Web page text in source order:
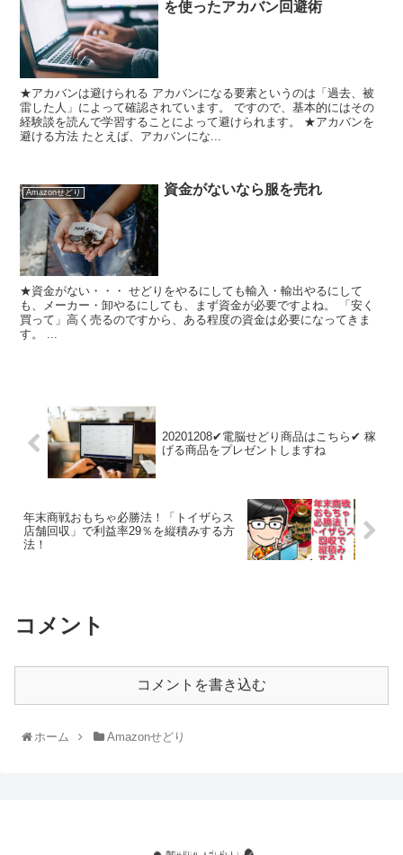
を使ったアカバン回避術
★アカバンは避けられる アカバンになる要素というのは「過去、被
雷した人」によって確認されています。 ですので、基本的にはその
経験談を読んで学習することによって避けられます。 ★アカバンを
避ける方法 たとえば、アカバンにな...
Amazonせどり 資金がないなら服を売れ
★資金がない・・・ せどりをやるにしても輸入・輸出やるにして
も、メーカー・卸やるにしても、まず資金が必要ですよね。 「安く
買って」高く売るのですから、ある程度の資金は必要になってきま
す。 ...
20201208✔電脳せどり商品はこちら✔ 稼
げる商品をプレゼントしますね
年末商戦おもちゃ必勝法！「トイザらス
店舗回収」で利益率29％を縦積みする方
法！
コメント
コメントを書き込む
ホーム Amazonせどり